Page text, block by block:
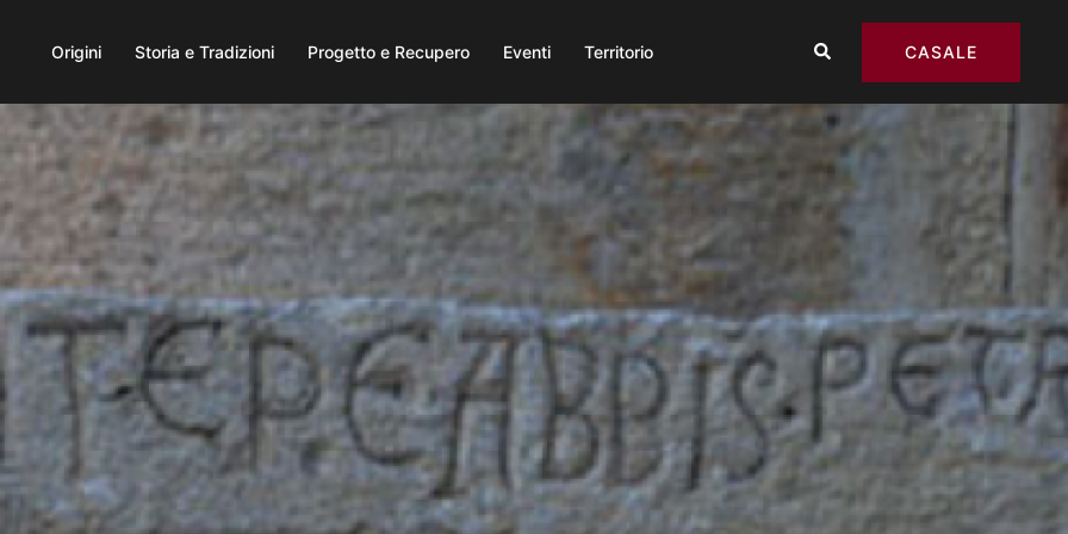
Origini Storia e Tradizioni Progetto e Recupero Eventi Territorio Cerca CASALE